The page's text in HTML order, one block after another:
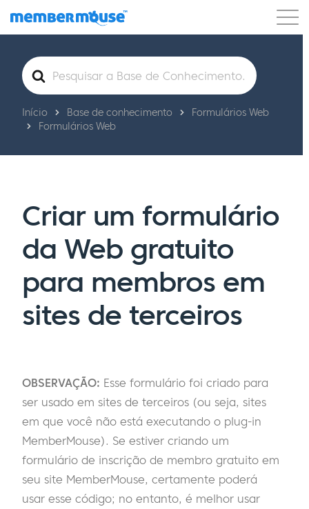
Recursos Clientes Preços
Começar a usar
Pesquisar
por
Início Base de conhecimento
Formulários Web
Formulários Web
Criar um formulário
da Web gratuito
para membros em
sites de terceiros
OBSERVAÇÃO: Esse formulário foi criado para
ser usado em sites de terceiros (ou seja, sites
em que você não está executando o plug-in
MemberMouse). Se estiver criando um
formulário de inscrição de membro gratuito em
seu site MemberMouse, certamente poderá
usar esse código; no entanto, é melhor usar